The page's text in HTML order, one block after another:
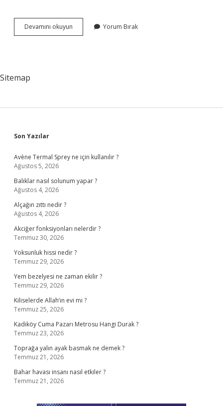
Devamını okuyun Araştırma
Görevlisi
Yorum Bırak
Sitemap
Sidebar
Son Yazılar
Avène Termal Sprey ne için kullanılır ?
Ağustos 5, 2026
Balıklar nasıl solunum yapar ?
Ağustos 4, 2026
Alçağın zıttı nedir ?
Ağustos 4, 2026
Akciğer fonksiyonları nelerdir ?
Temmuz 30, 2026
Yoksunluk hissi nedir ?
Temmuz 29, 2026
Yem bezelyesi ne zaman ekilir ?
Temmuz 29, 2026
Kiliselerde Allah’ın evi mi ?
Temmuz 25, 2026
Kadıköy Cuma Pazarı Metrosu Hangi Durak ?
Temmuz 23, 2026
Toprağa yalın ayak basmak ne demek ?
Temmuz 21, 2026
Bahar havası insanı nasıl etkiler ?
Temmuz 21, 2026